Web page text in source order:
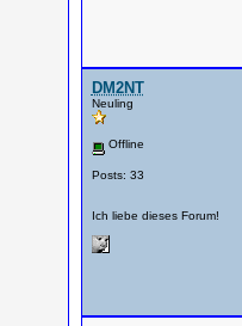
DM2NT
Neuling
Offline
Posts: 33
Ich liebe dieses Forum!